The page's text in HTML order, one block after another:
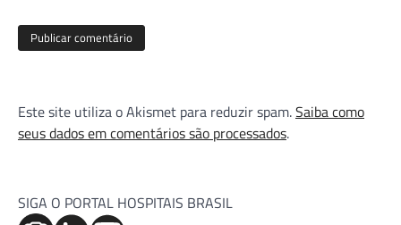
Este site utiliza o Akismet para reduzir spam.Saiba como
seus dados em comentários são processados.
SIGA O PORTAL HOSPITAIS BRASIL